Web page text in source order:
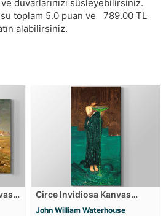
duvarlarınızı süsleyebilirsiniz.
toplam 5.0 puan ve 789.00 TL
alabilirsiniz.
Circe Invidiosa Kanvas
Tablosu
John William Waterhouse